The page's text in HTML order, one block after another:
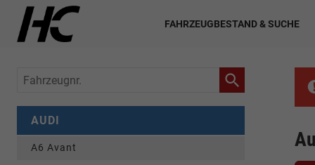
FAHRZEUGBESTAND & SUCHE
Fahrzeugnr.
AUDI
A6 Avant